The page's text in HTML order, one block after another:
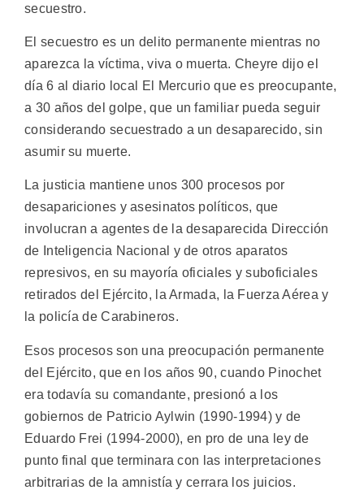
secuestro.
El secuestro es un delito permanente mientras no
aparezca la víctima, viva o muerta. Cheyre dijo el
día 6 al diario local El Mercurio que es preocupante,
a 30 años del golpe, que un familiar pueda seguir
considerando secuestrado a un desaparecido, sin
asumir su muerte.
La justicia mantiene unos 300 procesos por
desapariciones y asesinatos políticos, que
involucran a agentes de la desaparecida Dirección
de Inteligencia Nacional y de otros aparatos
represivos, en su mayoría oficiales y suboficiales
retirados del Ejército, la Armada, la Fuerza Aérea y
la policía de Carabineros.
Esos procesos son una preocupación permanente
del Ejército, que en los años 90, cuando Pinochet
era todavía su comandante, presionó a los
gobiernos de Patricio Aylwin (1990-1994) y de
Eduardo Frei (1994-2000), en pro de una ley de
punto final que terminara con las interpretaciones
arbitrarias de la amnistía y cerrara los juicios.